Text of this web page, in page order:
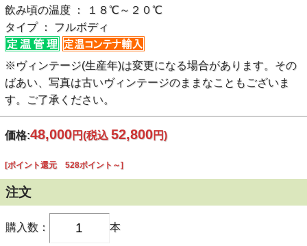
飲み頃の温度 ： １８℃～２０℃
タイプ ： フルボディ
※ヴィンテージ(生産年)は変更になる場合があります。その
ばあい、写真は古いヴィンテージのままなこともございま
す。ご了承ください。
価格:48,000円(税込 52,800円)
[ポイント還元 528ポイント～]
注文
購入数： 本